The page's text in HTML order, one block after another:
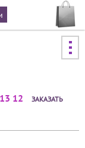
12
ЗАКАЗАТЬ